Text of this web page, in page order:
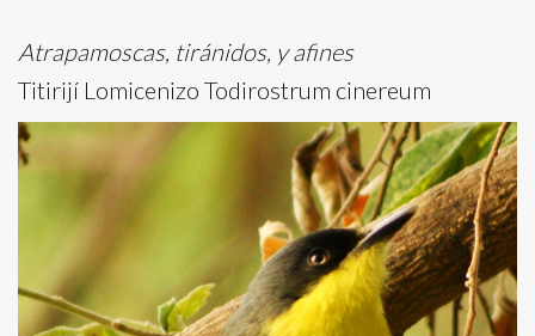
Atrapamoscas, tiránidos, y afines
Titirijí Lomicenizo Todirostrum cinereum